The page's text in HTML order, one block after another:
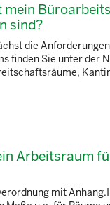
mein
sind?
die
finden Sie unter der
Arbeitsraum
mit